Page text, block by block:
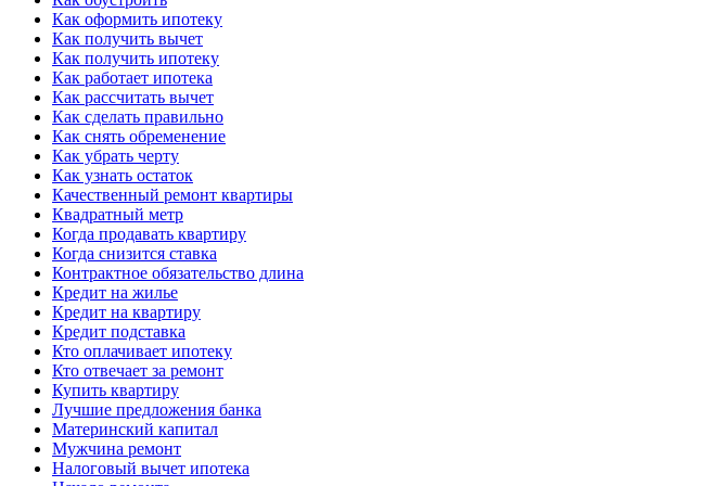
Как оформить ипотеку
Как получить вычет
Как получить ипотеку
Как работает ипотека
Как рассчитать вычет
Как сделать правильно
Как снять обременение
Как убрать черту
Как узнать остаток
Качественный ремонт квартиры
Квадратный метр
Когда продавать квартиру
Когда снизится ставка
Контрактное обязательство длина
Кредит на жилье
Кредит на квартиру
Кредит подставка
Кто оплачивает ипотеку
Кто отвечает за ремонт
Купить квартиру
Лучшие предложения банка
Материнский капитал
Мужчина ремонт
Налоговый вычет ипотека